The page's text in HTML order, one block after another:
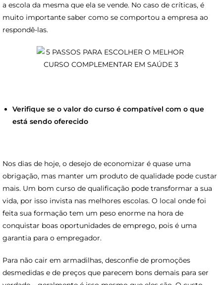
a escola da mesma que ela se vende. No caso de críticas, é
muito importante saber como se comportou a empresa ao
respondê-las.
Verifique se o valor do curso é compatível com o que
está sendo oferecido
Nos dias de hoje, o desejo de economizar é quase uma
obrigação, mas manter um produto de qualidade pode custar
mais. Um bom curso de qualificação pode transformar a sua
vida, por isso invista nas melhores escolas. O local onde foi
feita sua formação tem um peso enorme na hora de
conquistar boas oportunidades de emprego, pois é uma
garantia para o empregador.
Para não cair em armadilhas, desconfie de promoções
desmedidas e de preços que parecem bons demais para ser